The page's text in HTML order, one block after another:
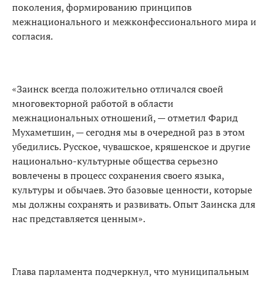
поколения, формированию принципов
межнационального и межконфессионального мира и
согласия.
«Заинск всегда положительно отличался своей
многовекторной работой в области
межнациональных отношений, — отметил Фарид
Мухаметшин, — сегодня мы в очередной раз в этом
убедились. Русское, чувашское, кряшенское и другие
национально-культурные общества серьезно
вовлечены в процесс сохранения своего языка,
культуры и обычаев. Это базовые ценности, которые
мы должны сохранять и развивать. Опыт Заинска для
нас представляется ценным».
Глава парламента подчеркнул, что муниципальным